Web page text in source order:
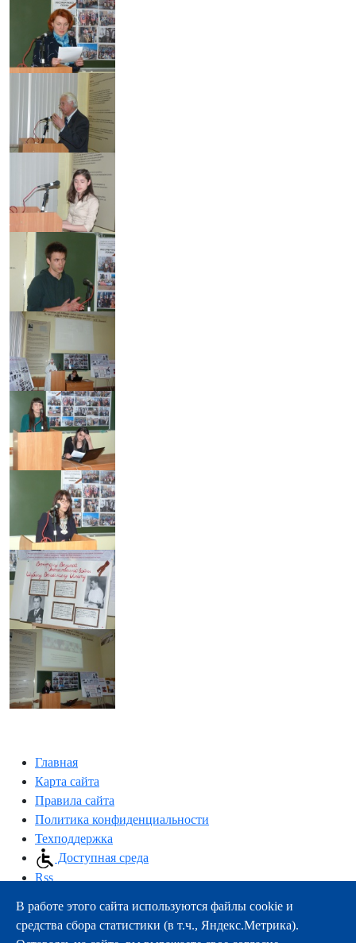
Главная
Карта сайта
Правила сайта
Политика конфиденциальности
Техподдержка
Доступная среда
Rss
163000, г.Архангельск, пр-т Троицкий, 51
тел.:+7 (8182) 21-11-63
В работе этого сайта используются файлы cookie и
средства сбора статистики (в т.ч., Яндекс.Метрика).